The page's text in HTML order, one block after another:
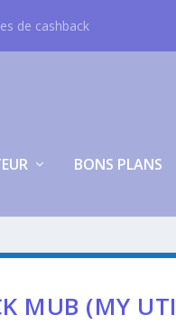
de cashback
BONS PLANS
MUB (MY